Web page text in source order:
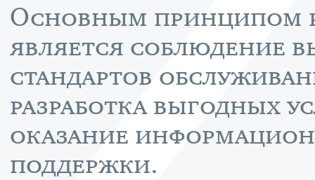
Основным принципом
является соблюдение
стандартов
разработка выгодных
оказание
поддержки.